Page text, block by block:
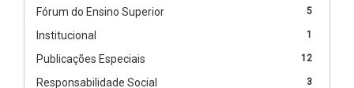
5
Fórum do Ensino Superior
1
Institucional
12
Publicações Especiais
3
Responsabilidade Social